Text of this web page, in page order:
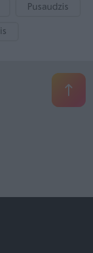
Pusaudzis